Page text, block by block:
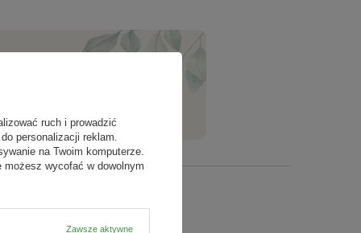
ruch i prowadzić
personalizacji reklam.
na Twoim komputerze.
możesz wycofać w dowolnym
Zawsze aktywne